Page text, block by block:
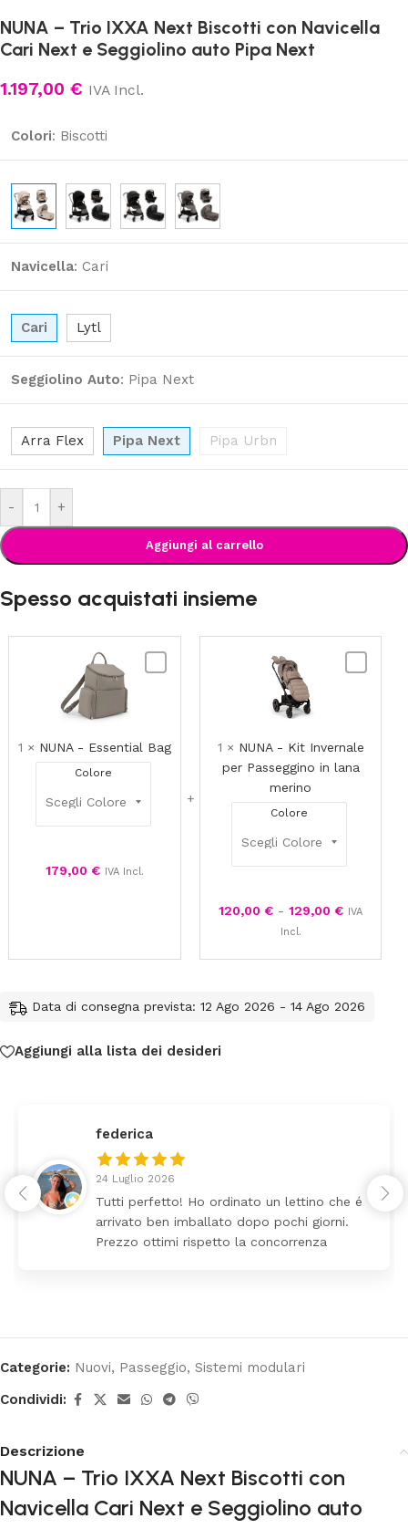
NUNA – Trio IXXA Next Biscotti con Navicella
Cari Next e Seggiolino auto Pipa Next
1.197,00 € IVA Incl.
Colori: Biscotti
Navicella: Cari
Cari Lytl
Seggiolino Auto: Pipa Next
Arra Flex Pipa Next Pipa Urbn
- +
Aggiungi al carrello
Spesso acquistati insieme
1 × NUNA - Essential Bag
Colore
179,00 € IVA Incl.
per
lana
1 × NUNA - Kit Invernale
per Passeggino in lana
merino
Colore
120,00 € - 129,00 €
IVA
Incl.
Data di consegna prevista: 12 Ago 2026 - 14 Ago 2026
Aggiungi alla lista dei desideri
federica
24 Luglio 2026
Tutti perfetto! Ho ordinato un lettino che é
arrivato ben imballato dopo pochi giorni.
Prezzo ottimi rispetto la concorrenza
Categorie: Nuovi, Passeggio, Sistemi modulari
Condividi:
Descrizione
NUNA – Trio IXXA Next Biscotti con
Navicella Cari Next e Seggiolino auto